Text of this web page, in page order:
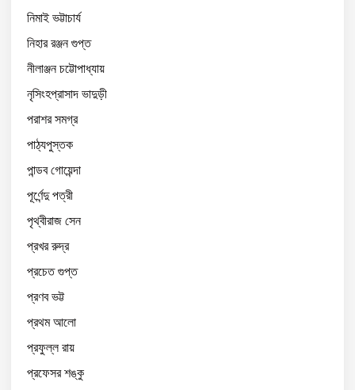
নিমাই ভট্টাচার্য
নিহার রঞ্জন গুপ্ত
নীলাঞ্জন চট্টোপাধ্যায়
নৃসিংহপ্রাসাদ ভাদুড়ী
পরাশর সমগ্র
পাঠ্যপুস্তক
পান্ডব গোয়েন্দা
পূর্ণেন্দু পত্রী
পৃথ্বীরাজ সেন
প্রখর রুদ্র
প্রচেত গুপ্ত
প্রণব ভট্ট
প্রথম আলো
প্রফুল্ল রায়
প্রফেসর শঙ্কু